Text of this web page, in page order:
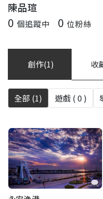
陳品瑄
0 個追蹤中 0 位粉絲
創作(1) 收
全部 (1) 遊戲 ( 0)